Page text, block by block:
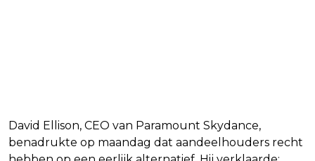
David Ellison, CEO van Paramount Skydance,
benadrukte op maandag dat aandeelhouders recht